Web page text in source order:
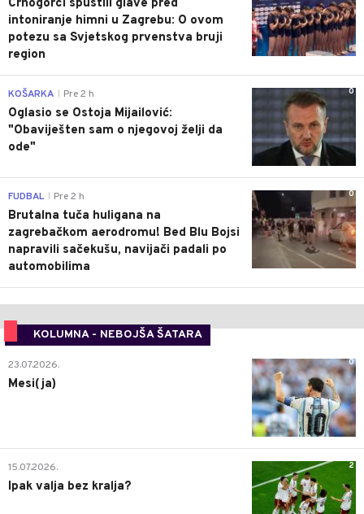
Crnogorci spustili glave pred
intoniranje himni u Zagrebu: O ovom
potezu sa Svjetskog prvenstva bruji
region
0
KOŠARKA Pre 2 h
Oglasio se Ostoja Mijailović:
"Obaviješten sam o njegovoj želji da
ode"
0
FUDBAL Pre 2 h
Brutalna tuča huligana na
zagrebačkom aerodromu! Bed Blu Bojsi
napravili sačekušu, navijači padali po
automobilima
KOLUMNA - NEBOJŠA ŠATARA
0
23.07.2026.
Mesi(ja)
2
15.07.2026.
Ipak valja bez kralja?